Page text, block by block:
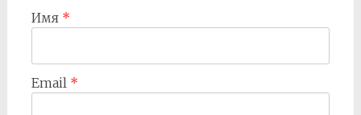
Имя *
Email *